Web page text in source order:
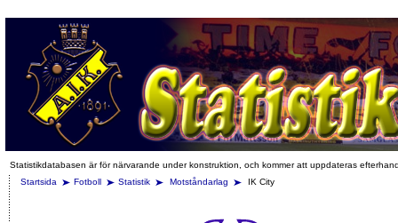
Statistikdatabasen är för närvarande under konstruktion, och kommer att uppdateras
Startsida
Fotboll Statistik Motståndarlag IK City